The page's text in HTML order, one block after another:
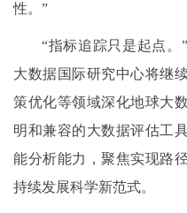
性。”
“指标追踪只是起点。
大数据国际研究中心将继
策优化等领域深化地球大
明和兼容的大数据评估工
能分析能力，聚焦实现路
持续发展科学新范式。